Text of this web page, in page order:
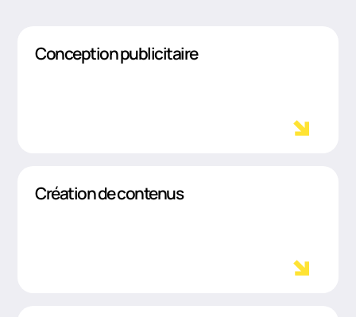
Conception publicitaire
Création de contenus